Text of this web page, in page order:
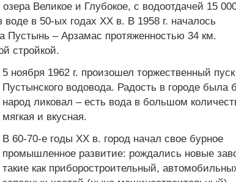
Великое и Глубокое, с водоотдачей 15
воде в 50-ых годах XX в. В 1958 г. началось
Пустынь – Арзамас протяженностью 34 км.
стройкой.
5 ноября 1962 г. произошел торжественный пуск
Пустынского водовода. Радость в городе была
народ ликовал – есть вода в большом
мягкая и вкусная.
В 60-70-е годы XX в. город начал свое бурное
промышленное развитие: рождались новые
такие как приборостроительный,